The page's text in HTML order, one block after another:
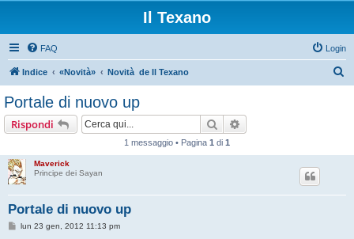
Il Texano
FAQ Login
Indice «Novità» Novità de Il Texano
Portale di nuovo up
Rispondi Cerca
1 messaggio • Pagina 1 di 1
Maverick
Principe dei Sayan
Portale di nuovo up
Mlun 23 gen, 2012 11:13 pm